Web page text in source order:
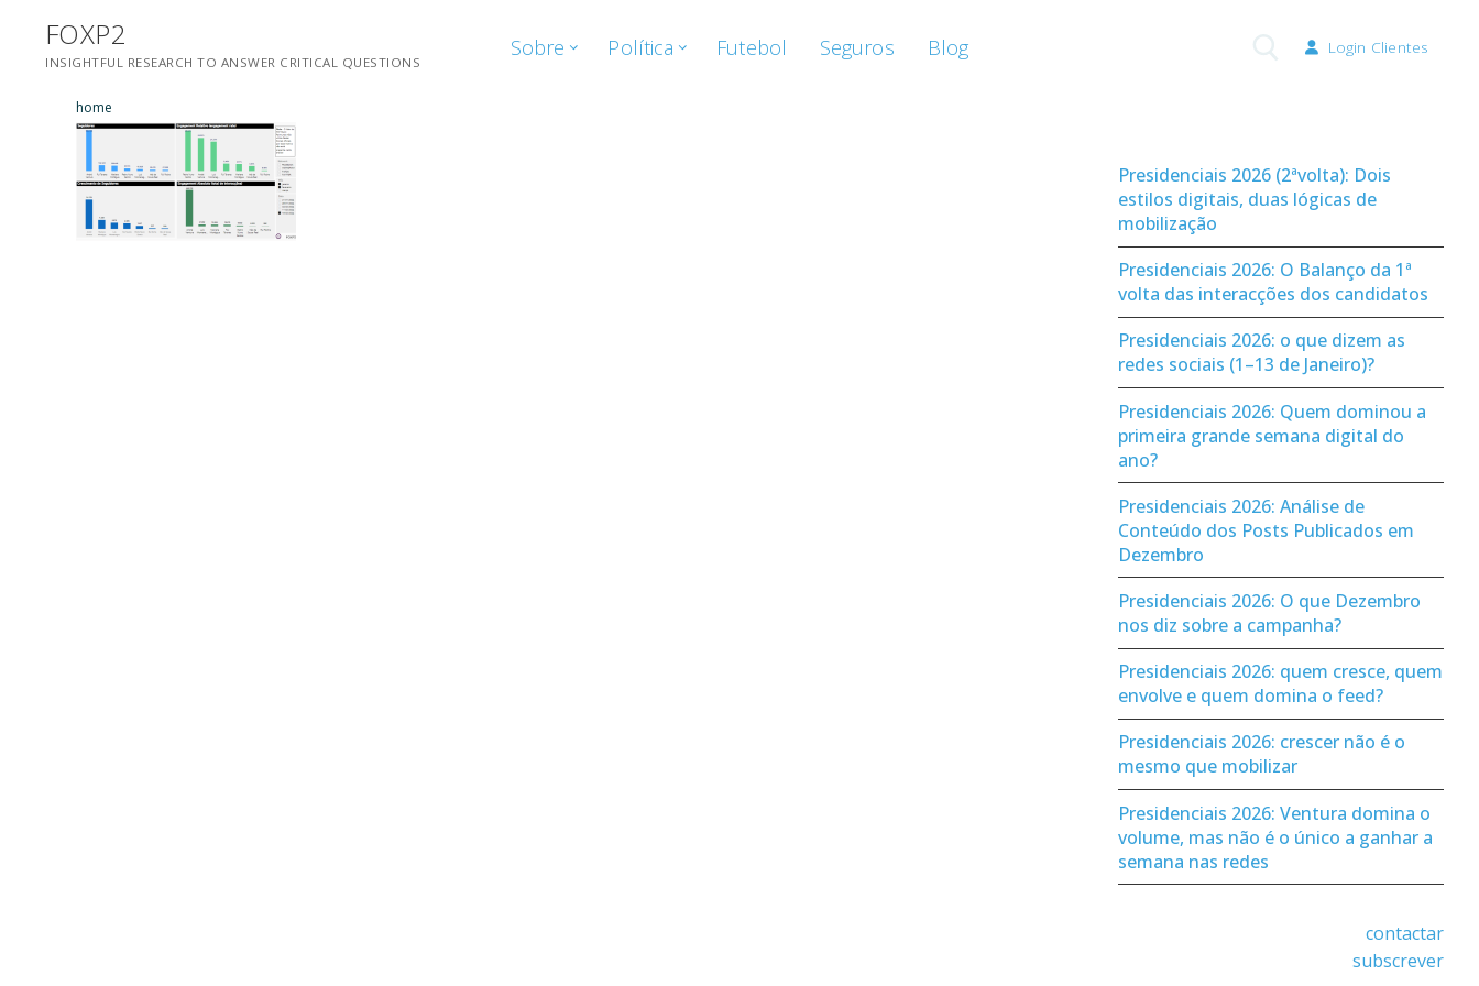
conteúdo
FOXP2
INSIGHTFUL RESEARCH TO ANSWER CRITICAL QUESTIONS
Sobre Política Futebol Seguros Blog Login Clientes
home
Presidenciais 2026 (2ªvolta): Dois
estilos digitais, duas lógicas de
mobilização
Presidenciais 2026: O Balanço da 1ª
volta das interacções dos candidatos
Presidenciais 2026: o que dizem as
redes sociais (1–13 de Janeiro)?
Presidenciais 2026: Quem dominou a
primeira grande semana digital do
ano?
Presidenciais 2026: Análise de
Conteúdo dos Posts Publicados em
Dezembro
Presidenciais 2026: O que Dezembro
nos diz sobre a campanha?
Presidenciais 2026: quem cresce, quem
envolve e quem domina o feed?
Presidenciais 2026: crescer não é o
mesmo que mobilizar
Presidenciais 2026: Ventura domina o
volume, mas não é o único a ganhar a
semana nas redes
contactar
subscrever